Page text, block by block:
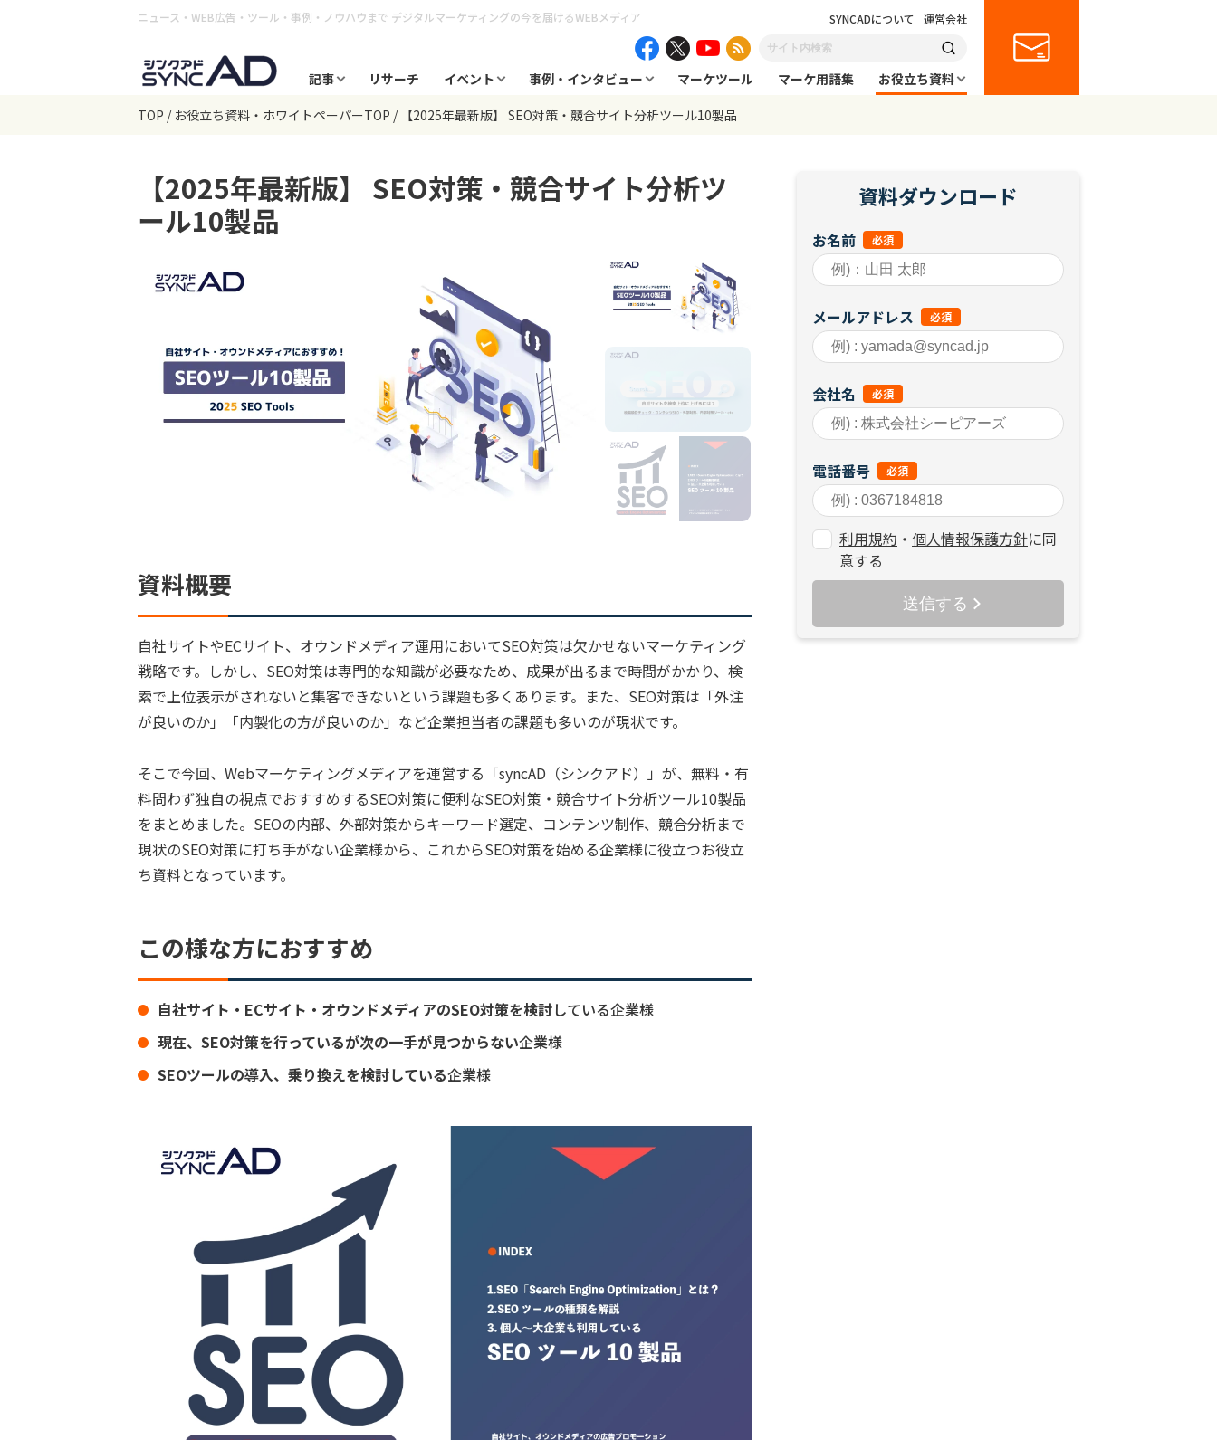
ニュース・WEB広告・ツール・事例・ノウハウまで デジタルマーケティングの今を届けるWEBメディア SYNCADについて 運営会社
記事 リサーチ イベント 事例・インタビュー マーケツール マーケ用語集
お役立ち資料
TOP
お役立ち資料・ホワイトペーパーTOP 【2025年最新版】 SEO対策・競合サイト分析ツール10製品
【2025年最新版】 SEO対策・競合サイト分析ツ
ール10製品
資料概要
自社サイトやECサイト、オウンドメディア運用においてSEO対策は欠かせないマーケティング
戦略です。しかし、SEO対策は専門的な知識が必要なため、成果が出るまで時間がかかり、検
索で上位表示がされないと集客できないという課題も多くあります。また、SEO対策は「外注
が良いのか」「内製化の方が良いのか」など企業担当者の課題も多いのが現状です。
そこで今回、Webマーケティングメディアを運営する「syncAD（シンクアド）」が、無料・有
料問わず独自の視点でおすすめするSEO対策に便利なSEO対策・競合サイト分析ツール10製品
をまとめました。SEOの内部、外部対策からキーワード選定、コンテンツ制作、競合分析まで
現状のSEO対策に打ち手がない企業様から、これからSEO対策を始める企業様に役立つお役立
ち資料となっています。
この様な方におすすめ
自社サイト・ECサイト・オウンドメディアのSEO対策を検討している企業様
現在、SEO対策を行っているが次の一手が見つからない企業様
SEOツールの導入、乗り換えを検討している企業様
資料ダウンロード
お名前
メールアドレス
会社名
電話番号
利用規約 ・ 個人情報保護方針に同
意する